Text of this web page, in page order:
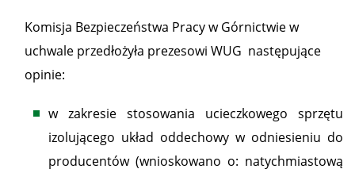
Komisja Bezpieczeństwa Pracy w Górnictwie w
uchwale przedłożyła prezesowi WUG następujące
opinie:
w zakresie stosowania ucieczkowego sprzętu
izolującego układ oddechowy w odniesieniu do
producentów (wnioskowano o: natychmiastową